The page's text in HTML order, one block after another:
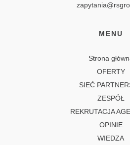
MENU
Strona
OFERTY
SIEĆ
ZESPÓŁ
REKRUTACJA
OPINIE
WIEDZA